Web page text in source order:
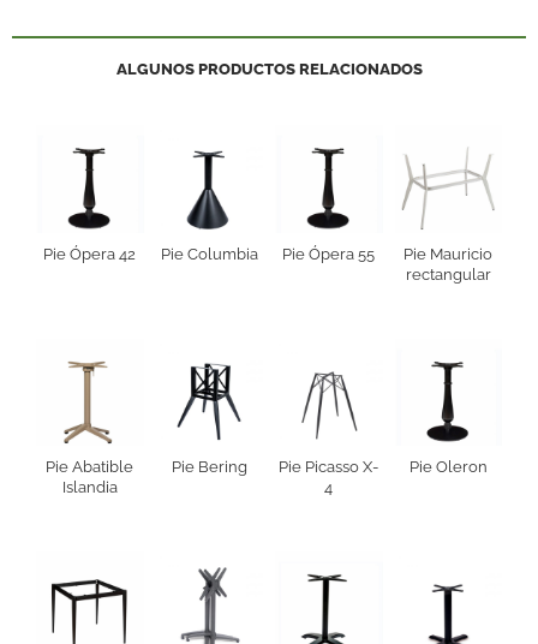
ALGUNOS PRODUCTOS RELACIONADOS
Pie Ópera 42 Pie Columbia Pie Ópera 55
Pie Mauricio
rectangular
Pie Abatible
Islandia
Pie Bering
Pie Picasso X-
4
Pie Oleron